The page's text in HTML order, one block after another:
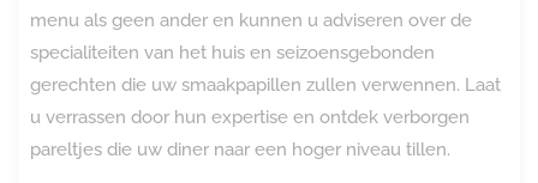
menu als geen ander en kunnen u adviseren over de
specialiteiten van het huis en seizoensgebonden
gerechten die uw smaakpapillen zullen verwennen. Laat
u verrassen door hun expertise en ontdek verborgen
pareltjes die uw diner naar een hoger niveau tillen.